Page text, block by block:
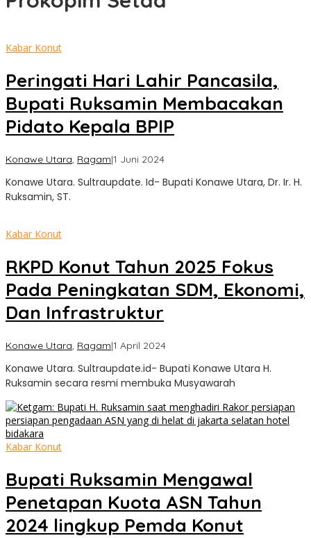
Kabar Konut
Peringati Hari Lahir Pancasila,
Bupati Ruksamin Membacakan
Pidato Kepala BPIP
Konawe Utara, Ragam|1 Juni 2024oleh
Update
Konawe Utara. Sultraupdate. Id- Bupati Konawe Utara, Dr. Ir. H.
Ruksamin, ST.
Kabar Konut
RKPD Konut Tahun 2025 Fokus
Pada Peningkatan SDM, Ekonomi,
Dan Infrastruktur
Konawe Utara, Ragam|1 April 2024oleh
Update
Konawe Utara. Sultraupdate.id- Bupati Konawe Utara H.
Ruksamin secara resmi membuka Musyawarah
Kabar Konut
Bupati Ruksamin Mengawal
Penetapan Kuota ASN Tahun
2024 lingkup Pemda Konut